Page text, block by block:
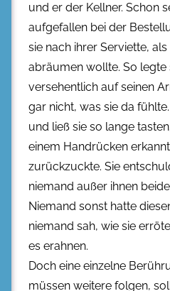
und er der Kellner. Schon
aufgefallen bei der
sie nach ihrer Serviette,
abräumen wollte. So legte
versehentlich auf seinen
gar nicht, was sie da
und ließ sie so lange
einem Handrücken
zurückzuckte. Sie
niemand außer ihnen
Niemand sonst hatte
niemand sah, wie sie
es erahnen.
Doch eine einzelne
müssen weitere folgen,